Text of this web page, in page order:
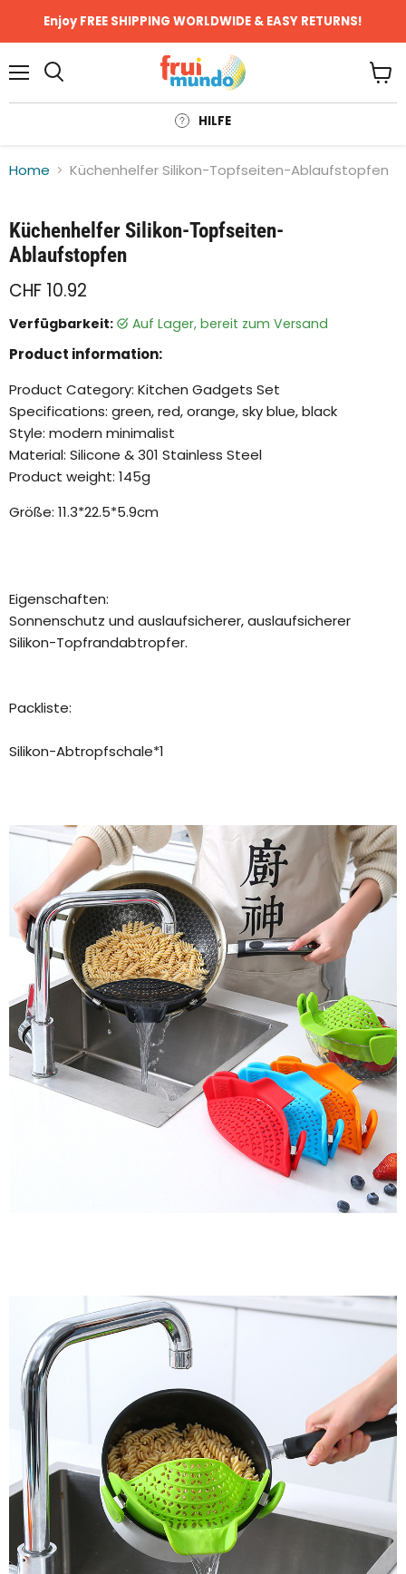
Enjoy FREE SHIPPING WORLDWIDE & EASY RETURNS!
HILFE
Home Küchenhelfer Silikon-Topfseiten-Ablaufstopfen
Klicken oder scrollen, um zu Zoomen
Küchenhelfer Silikon-Topfseiten-
Ablaufstopfen
CHF 10.92
Verfügbarkeit: auf Lager, bereit zum Versand
Product information:
Product Category: Kitchen Gadgets Set
Specifications: green, red, orange, sky blue, black
Style: modern minimalist
Material: Silicone & 301 Stainless Steel
Product weight: 145g
Größe: 11.3*22.5*5.9cm
Eigenschaften:
Sonnenschutz und auslaufsicherer, auslaufsicherer
Silikon-Topfrandabtropfer.
Packliste:
Silikon-Abtropfschale*1